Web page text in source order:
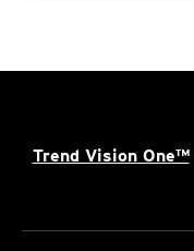
Trend Vision One™